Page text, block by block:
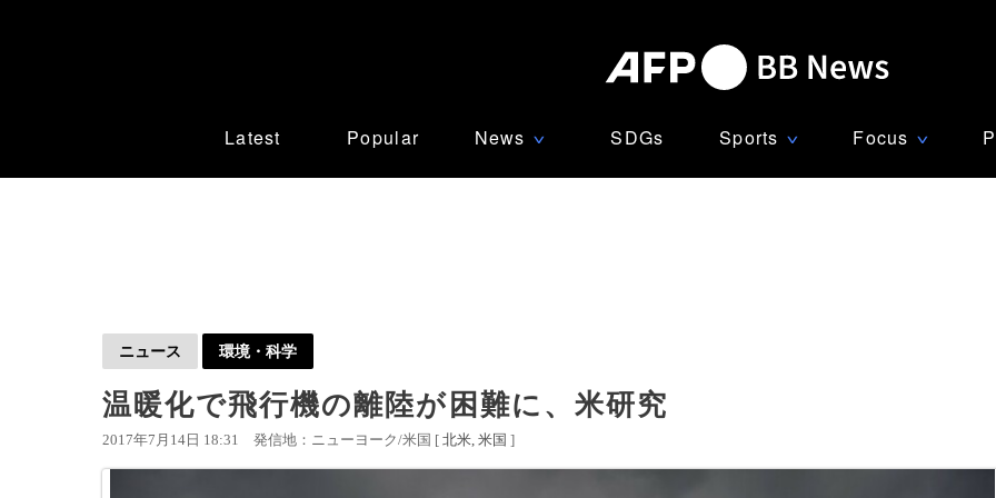
Latest Popular News ∨ SDGs Sports ∨ Focus ∨
ニュース 環境・科学
温暖化で飛行機の離陸が困難に、米研究
2017年7月14日 18:31 発信地：ニューヨーク/米国 [ 北米 米国 ]